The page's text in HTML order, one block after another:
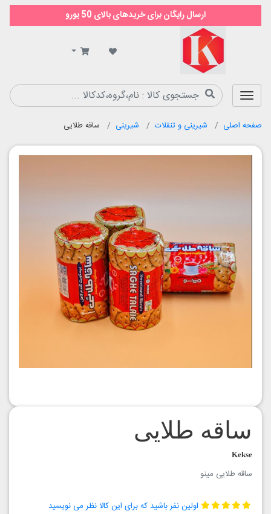
ارسال رایگان برای خریدهای بالای 50 یورو
صفحه اصلی شیرینی و تنقلات شیرینی ساقه طلایی
ساقه طلایی
Kekse
ساقه طلایی مینو
اولین نفر باشید که برای این کالا نظر می نویسید